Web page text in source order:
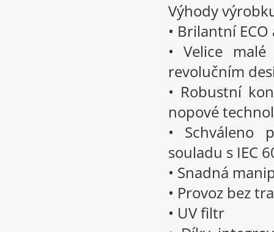
Výhody
• Brilantní
• Velice
revolučním
• Robustní
nopové
• Schváleno
souladu s IEC
• Snadná
• Provoz bez
• UV filtr